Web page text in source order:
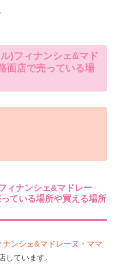
)フィナンシェ&マド
面店で売っている場
ィナンシェ&マドレー
ている場所や買える場所
ナンシェ&マドレーヌ・ママ
しています。